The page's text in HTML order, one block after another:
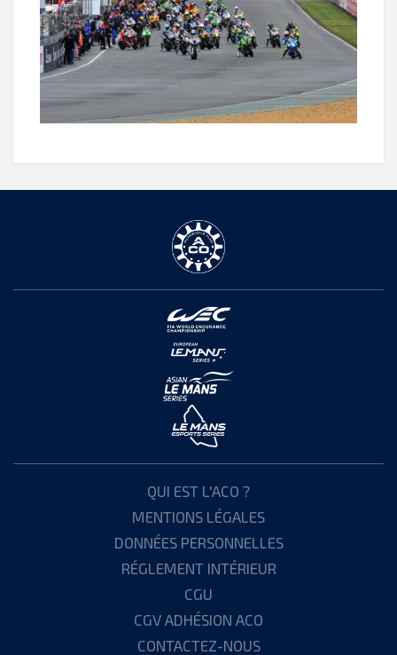
QUI EST L'ACO ?
MENTIONS LÉGALES
DONNÉES PERSONNELLES
RÉGLEMENT INTÉRIEUR
CGU
CGV ADHÉSION ACO
CONTACTEZ-NOUS